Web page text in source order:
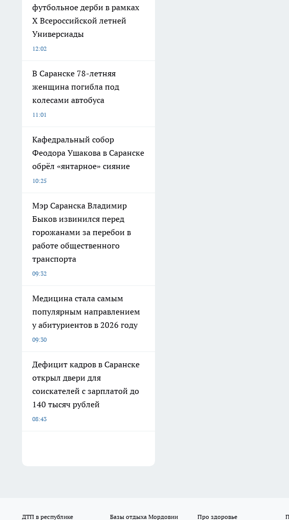
футбольное дерби в рамках
X Всероссийской летней
Универсиады
12:02
В Саранске 78-летняя
женщина погибла под
колесами автобуса
11:01
Кафедральный собор
Феодора Ушакова в Саранске
обрёл «янтарное» сияние
10:25
Мэр Саранска Владимир
Быков извинился перед
горожанами за перебои в
работе общественного
транспорта
09:32
Медицина стала самым
популярным направлением
у абитуриентов в 2026 году
09:30
Дефицит кадров в Саранске
открыл двери для
соискателей с зарплатой до
140 тысяч рублей
08:43
ДТП в республике Базы отдыха Мордовии Про здоровье